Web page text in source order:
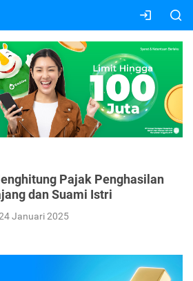
Pajak Penghasilan
dan Suami Istri
Januari 2025